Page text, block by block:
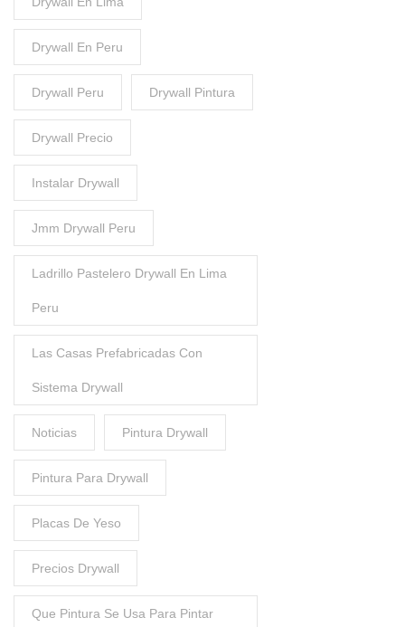
Drywall En Peru
Drywall Peru Drywall Pintura
Drywall Precio
Instalar Drywall
Jmm Drywall Peru
Ladrillo Pastelero Drywall En Lima
Peru
Las Casas Prefabricadas Con
Sistema Drywall
Noticias Pintura Drywall
Pintura Para Drywall
Placas De Yeso
Precios Drywall
Que Pintura Se Usa Para Pintar